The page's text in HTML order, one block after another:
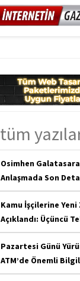
tüm
Osimhen
Anlaşmada Son
Kamu İşçilerine
Açıklandı: Üçüncü
Pazartesi Günü
ATM’de Önemli